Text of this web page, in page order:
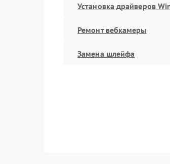
Установка драйверов
Ремонт вебкамеры
Замена шлейфа